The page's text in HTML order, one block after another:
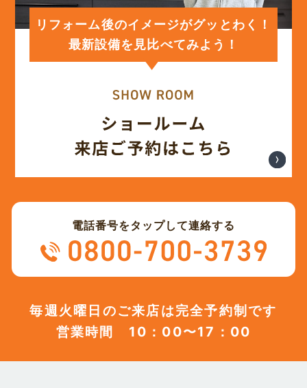
2024年1月 (12)
2023年12月 (12)
2023年10月 (12)
2023年8月 (12)
2023年6月 (12)
リフォーム後のイメージがグッとわく！
最新設備を見比べてみよう！
電話番号をタップして連絡する
毎週火曜日のご来店は完全予約制です
営業時間 10：00〜17：00